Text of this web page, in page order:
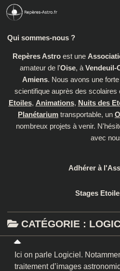
Skip to content
Qui sommes-nous ?
Repères Astroest une
amateur de l'Oise, à Vendeuil-
Amiens. Nous avons une
scientifique auprès des scolaires
Etoiles, Animations, Nuits des
Planétarium transportable, un
nombreux projets à venir.
avec
Adhérer à
Stages
CATÉGORIE :
Ici on parle Logiciel.
traitement d’images